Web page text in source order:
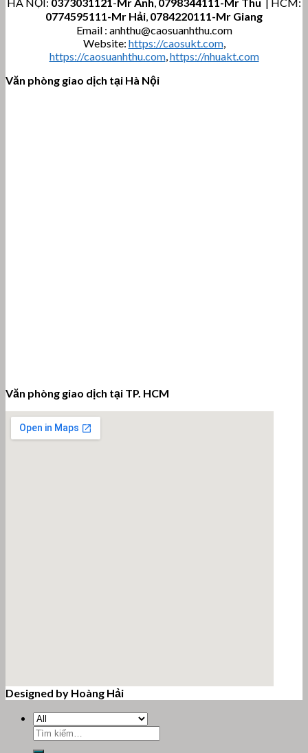
HÀ NỘI: 0373031121- Mr Anh, 0798344111-Mr Thu
| HCM:
0774595111-Mr Hải, 0784220111-Mr Giang
Email : anhthu@caosuanhthu.com
Website: https://caosukt.com,
https://caosuanhthu.com,https://nhuakt.com
Văn phòng giao dịch tại Hà Nội
Văn phòng giao dịch tại TP. HCM
Designed by Hoàng Hải
Tìm
kiếm: